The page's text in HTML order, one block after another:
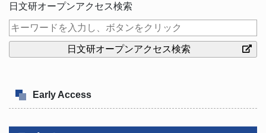
日文研オープンアクセス検索
Early Access